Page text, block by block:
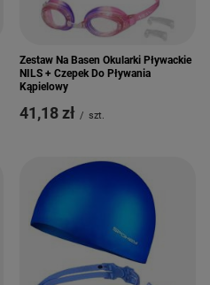
Zestaw Na Basen Okularki Pływackie
NILS + Czepek Do Pływania
Kąpielowy
41,18 zł / szt.